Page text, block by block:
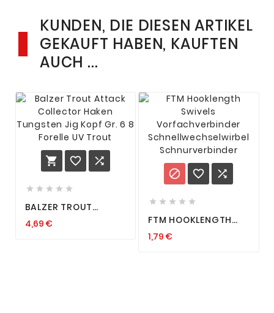
KUNDEN, DIE DIESEN ARTIKEL
GEKAUFT HABEN, KAUFTEN
AUCH ...
  
    
BALZER TROUT
HAKEN TUNGSTEN JIG
4,69 €
  
    
FTM HOOKLENGTH
VORFACHVERBINDER
1,79 €